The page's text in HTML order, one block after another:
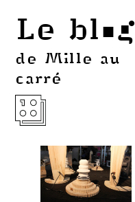
Le blog
de Mille au
carré